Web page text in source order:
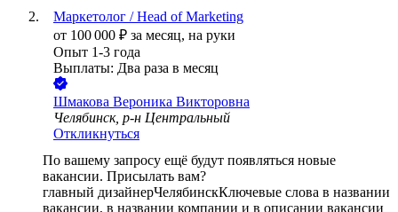
Маркетолог / Head of Marketing
от 100 000 ₽ за месяц, на руки
Опыт 1-3 года
Выплаты: Два раза в месяц
Шмакова Вероника Викторовна
Челябинск, р-н Центральный
Откликнуться
По вашему запросу ещё будут появляться новые
вакансии. Присылать вам?
главный дизайнерЧелябинскКлючевые слова в названии
вакансии, в названии компании и в описании вакансии